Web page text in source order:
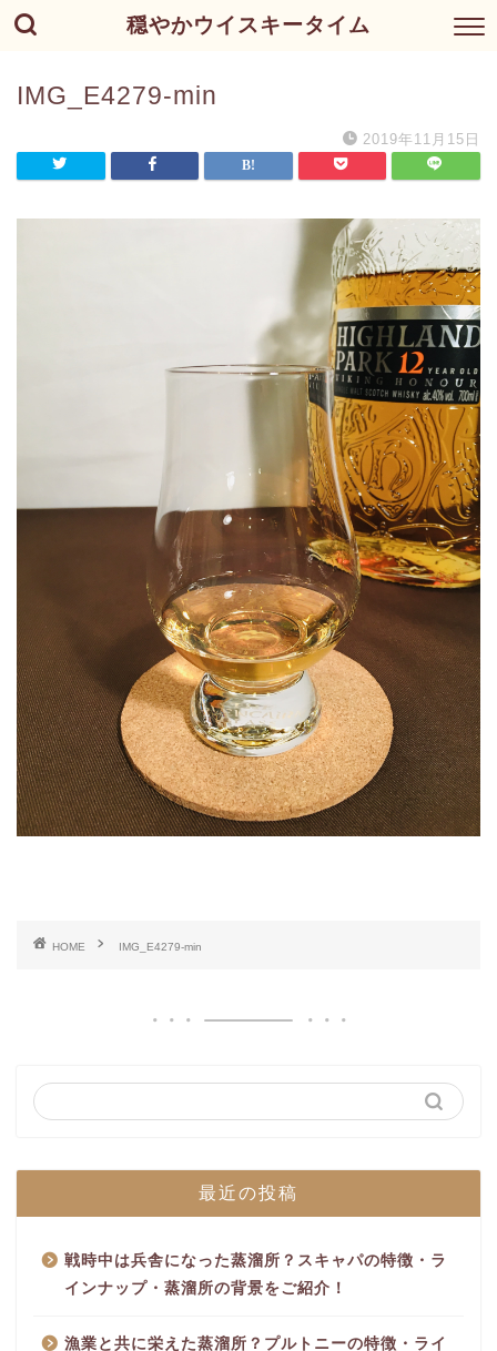
穏やかウイスキータイム
IMG_E4279-min
2019年11月15日
HOME IMG_E4279-min
最近の投稿
戦時中は兵舎になった蒸溜所？スキャパの特徴・ラ
インナップ・蒸溜所の背景をご紹介！
漁業と共に栄えた蒸溜所？プルトニーの特徴・ライ